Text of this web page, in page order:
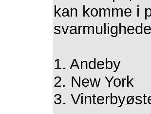
kan komme i
1. Andeby
2. New York
3.